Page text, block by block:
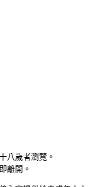
八歲者瀏覽。
離開。